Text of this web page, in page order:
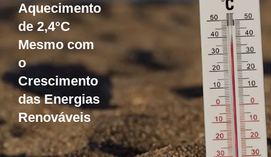
Aquecimento
de 2,4°C
Mesmo com
o
Crescimento
das Energias
Renováveis